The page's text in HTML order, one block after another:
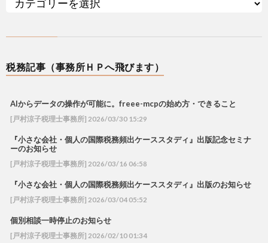
税務記事（事務所ＨＰへ飛びます）
AIからデータの操作が可能に。freee-mcpの始め方・できること
[戸村涼子税理士事務所] 2026/03/30 15:29
『小さな会社・個人の国際税務頻出ケーススタディ』出版記念セミナ
ーのお知らせ
[戸村涼子税理士事務所] 2026/03/16 06:58
『小さな会社・個人の国際税務頻出ケーススタディ』出版のお知らせ
[戸村涼子税理士事務所] 2026/03/04 05:52
個別相談一時停止のお知らせ
[戸村涼子税理士事務所] 2026/02/10 01:34